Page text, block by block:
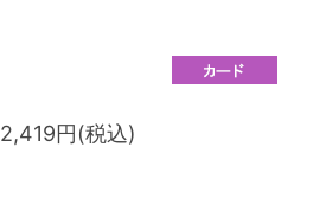
2,419円(税込)